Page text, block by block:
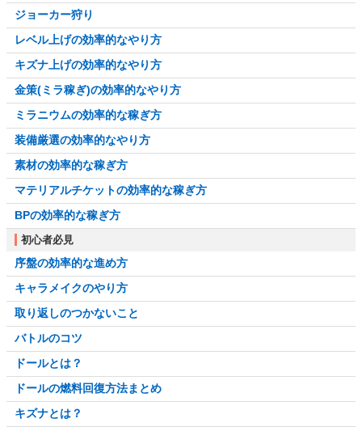
ジョーカー狩り
レベル上げの効率的なやり方
キズナ上げの効率的なやり方
金策(ミラ稼ぎ)の効率的なやり方
ミラニウムの効率的な稼ぎ方
装備厳選の効率的なやり方
素材の効率的な稼ぎ方
マテリアルチケットの効率的な稼ぎ方
BPの効率的な稼ぎ方
初心者必見
序盤の効率的な進め方
キャラメイクのやり方
取り返しのつかないこと
バトルのコツ
ドールとは？
ドールの燃料回復方法まとめ
キズナとは？